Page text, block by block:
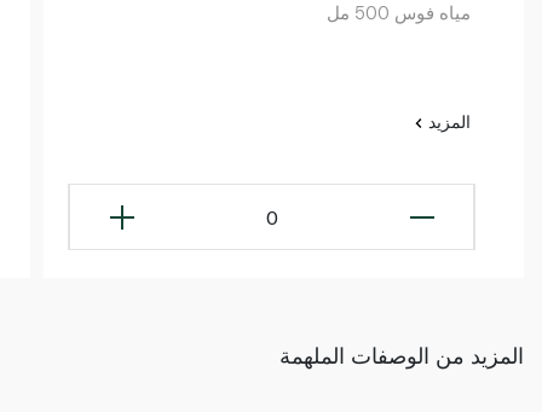
مياه فوس 500 مل
المزيد
0
المزيد من الوصفات الملهمة